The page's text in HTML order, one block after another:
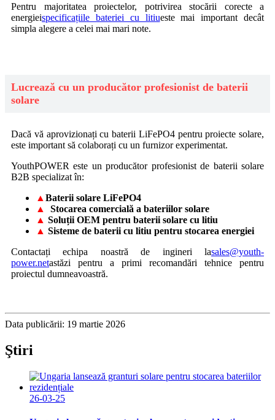
Pentru majoritatea proiectelor, potrivirea stocării corecte a
energieispecificațiile bateriei cu litiueste mai important decât
simpla alegere a celei mai mari note.
Lucrează cu un producător profesionist de baterii
solare
Dacă vă aprovizionați cu baterii LiFePO4 pentru proiecte solare,
este important să colaborați cu un furnizor experimentat.
YouthPOWER este un producător profesionist de baterii solare
B2B specializat în:
▲ Baterii solare LiFePO4
▲
Stocarea comercială a bateriilor solare
▲ Soluții OEM pentru baterii solare cu litiu
▲ Sisteme de baterii cu litiu pentru stocarea energiei
Contactați echipa noastră de ingineri lasales@youth-
power.netastăzi pentru a primi recomandări tehnice pentru
proiectul dumneavoastră.
Data publicării: 19 martie 2026
Ştiri
26-03-25